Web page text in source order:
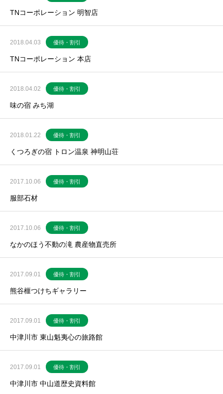
TNコーポレーション 明智店
2018.04.03 優待・割引
TNコーポレーション 本店
2018.04.02 優待・割引
味の宿 みち湖
2018.01.22 優待・割引
くつろぎの宿 トロン温泉 神明山荘
2017.10.06 優待・割引
服部石材
2017.10.06 優待・割引
なかのほう不動の滝 農産物直売所
2017.09.01 優待・割引
熊谷榧つけちギャラリー
2017.09.01 優待・割引
中津川市 東山魁夷心の旅路館
2017.09.01 優待・割引
中津川市 中山道歴史資料館